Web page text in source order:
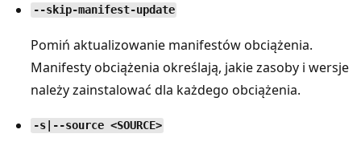
--skip-manifest-update
Pomiń aktualizowanie manifestów obciążenia.
Manifesty obciążenia określają, jakie zasoby i wersje
należy zainstalować dla każdego obciążenia.
-s|--source <SOURCE>